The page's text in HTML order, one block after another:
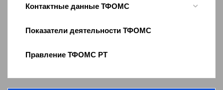
Контактные данные ТФОМС
Показатели деятельности ТФОМС
Правление ТФОМС РТ